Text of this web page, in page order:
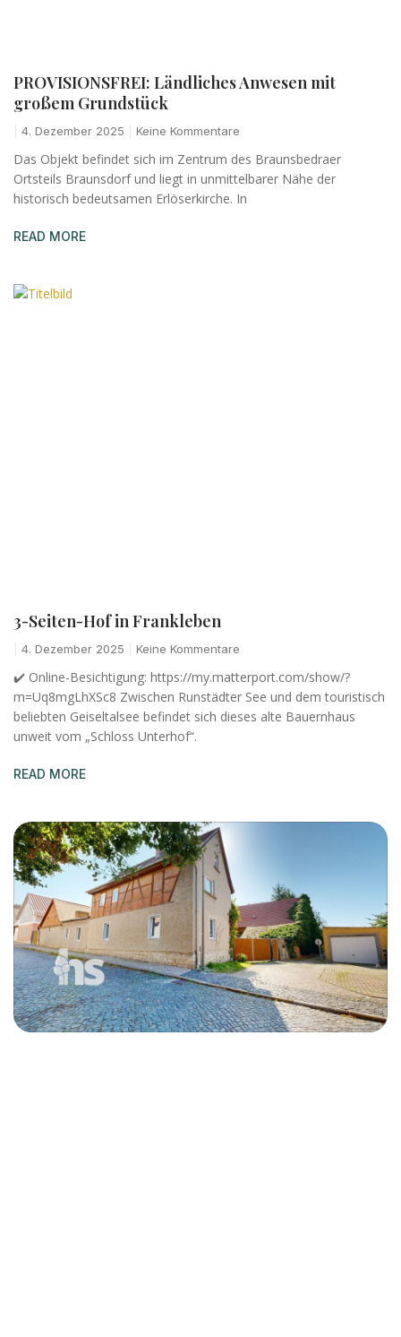
PROVISIONSFREI: Ländliches Anwesen mit
großem Grundstück
4. Dezember 2025 Keine Kommentare
Das Objekt befindet sich im Zentrum des Braunsbedraer
Ortsteils Braunsdorf und liegt in unmittelbarer Nähe der
historisch bedeutsamen Erlöserkirche. In
READ MORE
3-Seiten-Hof in Frankleben
4. Dezember 2025 Keine Kommentare
✔️ Online-Besichtigung: https://my.matterport.com/show/?
m=Uq8mgLhXSc8 Zwischen Runstädter See und dem touristisch
beliebten Geiseltalsee befindet sich dieses alte Bauernhaus
unweit vom „Schloss Unterhof“.
READ MORE